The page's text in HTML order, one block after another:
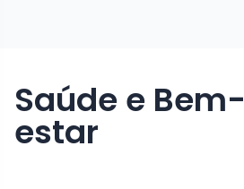
Saúde e Bem-
estar